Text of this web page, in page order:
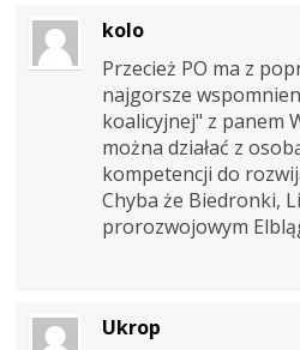
kolo
Przecież PO ma z
najgorsze
koalicyjnej" z panem
można działać z
kompetencji do
Chyba że Biedronki,
prorozwojowym
Ukrop